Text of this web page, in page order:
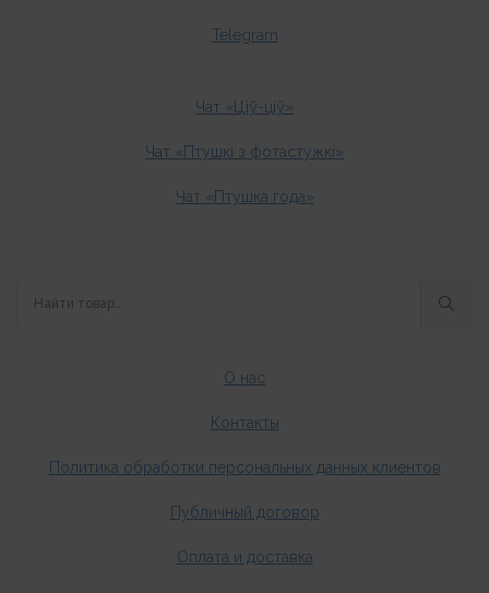
Telegram
Чат «Ціў-ціў»
Чат «Птушкі з фотастужкі»
Чат «Птушка года»
О нас
Контакты
Политика обработки персональных данных клиентов
Публичный договор
Оплата и доставка